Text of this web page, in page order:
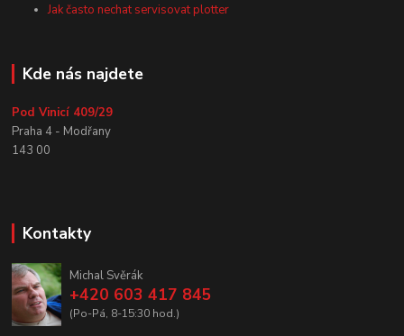
Jak často nechat servisovat plotter
Kde nás najdete
Pod Vinicí 409/29
Praha 4 - Modřany
143 00
Kontakty
Michal Svěrák
+420 603 417 845
(Po-Pá, 8-15:30 hod.)